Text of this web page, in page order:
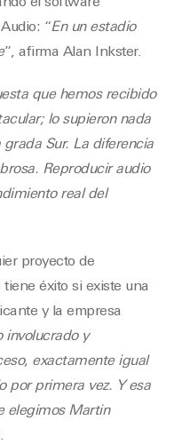
“En un estadio
”, afirma Alan Inkster.
que hemos recibido
lo supieron nada
Sur. La diferencia
Reproducir audio
real del
proyecto de
éxito si existe una
y la empresa
involucrado y
exactamente igual
por primera vez. Y esa
elegimos Martin